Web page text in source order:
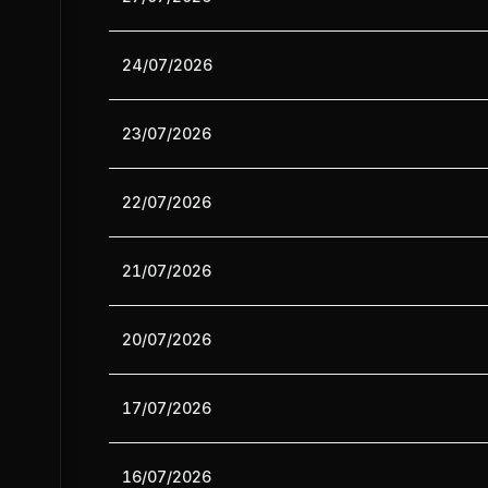
24/07/2026
23/07/2026
22/07/2026
21/07/2026
20/07/2026
17/07/2026
16/07/2026